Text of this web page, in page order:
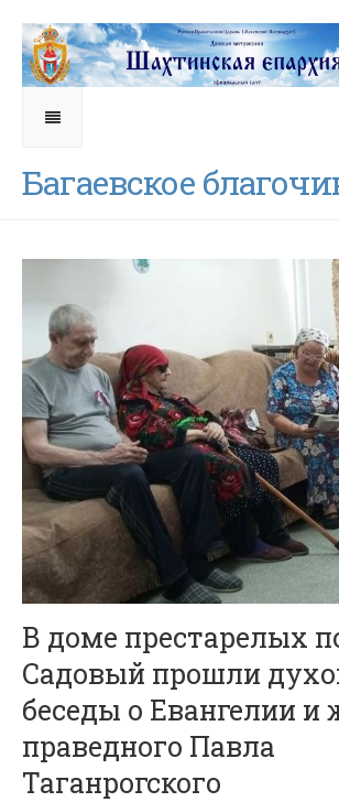
Багаевское
В доме престарелых
Садовый прошли
беседы о Евангелии и
праведного Павла
Таганрогского